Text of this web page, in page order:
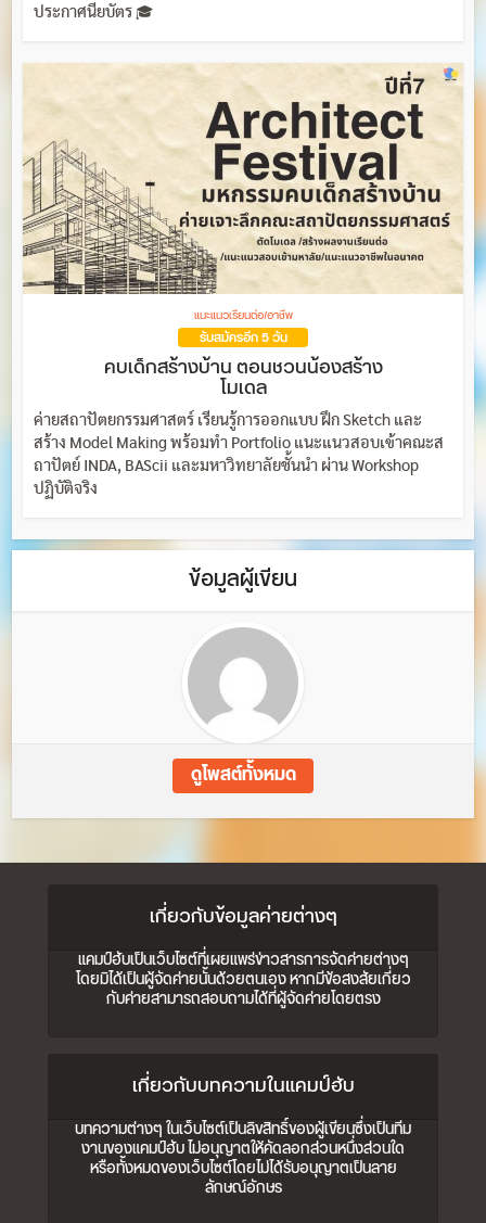
ประกาศนียบัตร 🎓
แนะแนวเรียนต่อ/อาชีพ
รับสมัครอีก 5 วัน
คบเด็กสร้างบ้าน ตอนชวนน้องสร้าง
โมเดล
ค่ายสถาปัตยกรรมศาสตร์ เรียนรู้การออกแบบ ฝึก Sketch และ
สร้าง Model Making พร้อมทำ Portfolio แนะแนวสอบเข้าคณะส
ถาปัตย์ INDA, BAScii และมหาวิทยาลัยชั้นนำ ผ่าน Workshop
ปฏิบัติจริง
ข้อมูลผู้เขียน
ดูโพสต์ทั้งหมด
เกี่ยวกับข้อมูลค่ายต่างๆ
แคมป์ฮับเป็นเว็บไซต์ที่เผยแพร่ข่าวสารการจัดค่ายต่างๆ
โดยมิได้เป็นผู้จัดค่ายนั้นด้วยตนเอง หากมีข้อสงสัยเกี่ยว
กับค่ายสามารถสอบถามได้ที่ผู้จัดค่ายโดยตรง
เกี่ยวกับบทความในแคมป์ฮับ
บทความต่างๆ ในเว็บไซต์เป็นลิขสิทธิ์ของผู้เขียนซึ่งเป็นทีม
งานของแคมป์ฮับ ไม่อนุญาตให้คัดลอกส่วนหนึ่งส่วนใด
หรือทั้งหมดของเว็บไซต์โดยไม่ได้รับอนุญาตเป็นลาย
ลักษณ์อักษร